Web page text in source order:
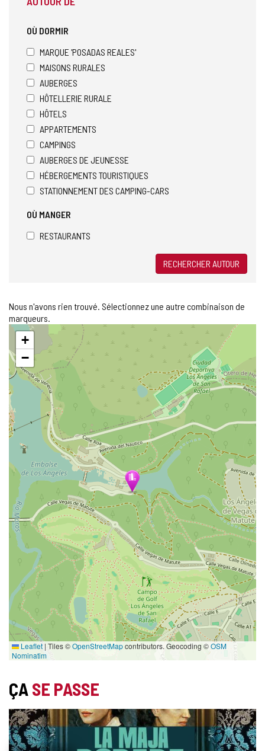
OÙ DORMIR
MARQUE 'POSADAS REALES'
MAISONS RURALES
AUBERGES
HÔTELLERIE RURALE
HÔTELS
APPARTEMENTS
CAMPINGS
AUBERGES DE JEUNESSE
HÉBERGEMENTS TOURISTIQUES
STATIONNEMENT DES CAMPING-CARS
OÙ MANGER
RESTAURANTS
RECHERCHER AUTOUR
Nous n'avons rien trouvé. Sélectionnez une autre combinaison de
marqueurs.
Sauter
carte
+
−
Leaflet | Tiles ©OpenStreetMapcontributors. Geocoding ©OSM
Nominatim
ÇASE PASSE